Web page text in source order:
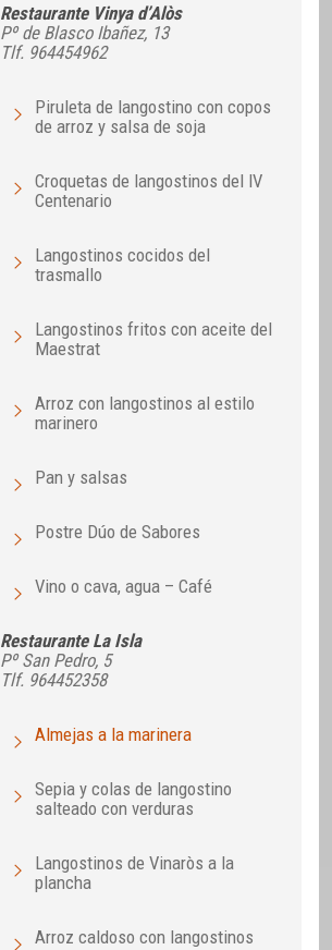
Restaurante Vinya d’Alòs
Pº de Blasco Ibañez, 13
Tlf. 964454962
Piruleta de langostino con copos
de arroz y salsa de soja
Croquetas de langostinos del IV
Centenario
Langostinos cocidos del
trasmallo
Langostinos fritos con aceite del
Maestrat
Arroz con langostinos al estilo
marinero
Pan y salsas
Postre Dúo de Sabores
Vino o cava, agua – Café
Restaurante La Isla
Pº San Pedro, 5
Tlf. 964452358
Almejas a la marinera
Sepia y colas de langostino
salteado con verduras
Langostinos de Vinaròs a la
plancha
Arroz caldoso con langostinos